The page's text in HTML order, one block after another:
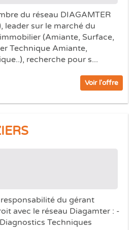
du réseau DIAGAMTER
leader sur le marché du
(Amiante, Surface,
Technique Amiante,
recherche pour s...
Voir l'offre
du gérant
avec le réseau Diagamter : -
Techniques